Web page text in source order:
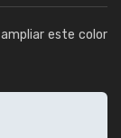
este color